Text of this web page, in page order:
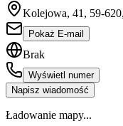
Kolejowa, 41, 59-
Pokaż E-mail
Brak
Wyświetl numer
Napisz wiadomość
Ładowanie mapy...